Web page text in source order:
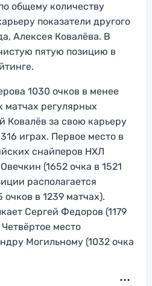
общему количеству
показатели другого
Алексея Ковалёва. В
пятую позицию в
1030 очков в менее
регулярных
Ковалёв за свою карьеру
играх. Первое место в
снайперов НХЛ
(1652 очка в 1521
располагается
в 1239 матчах).
Сергей Федоров (1179
место
Могильному (1032 очка